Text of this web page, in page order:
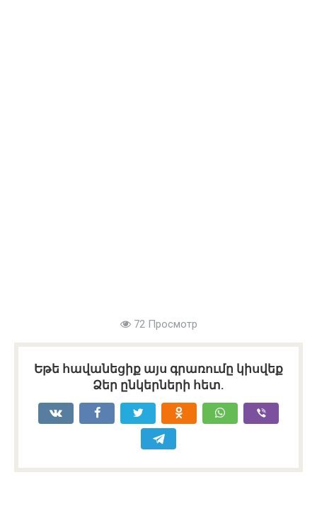
72 Просмотр
Եթե հավանեցիք այս գրառումը կիսվեք
Ձեր ընկերների հետ.